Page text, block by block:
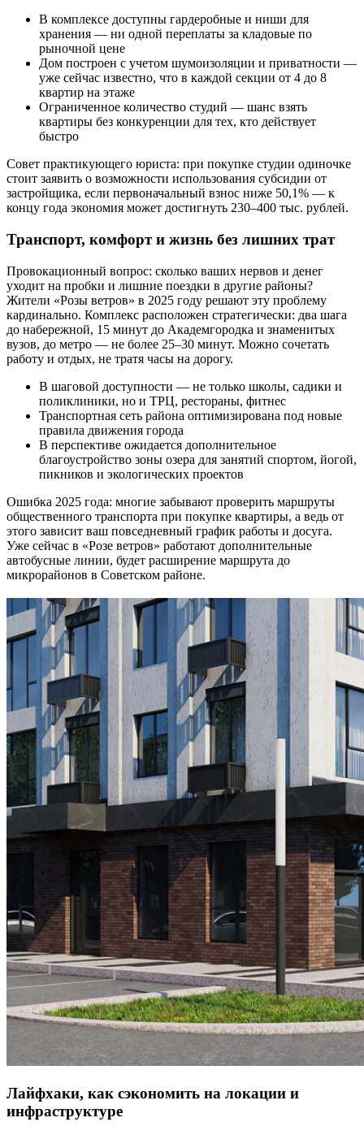
В комплексе доступны гардеробные и ниши для
хранения — ни одной переплаты за кладовые по
рыночной цене
Дом построен с учетом шумоизоляции и приватности —
уже сейчас известно, что в каждой секции от 4 до 8
квартир на этаже
Ограниченное количество студий — шанс взять
квартиры без конкуренции для тех, кто действует
быстро
Совет практикующего юриста: при покупке студии одиночке
стоит заявить о возможности использования субсидии от
застройщика, если первоначальный взнос ниже 50,1% — к
концу года экономия может достигнуть 230–400 тыс. рублей.
Транспорт, комфорт и жизнь без лишних трат
Провокационный вопрос: сколько ваших нервов и денег
уходит на пробки и лишние поездки в другие районы?
Жители «Розы ветров» в 2025 году решают эту проблему
кардинально. Комплекс расположен стратегически: два шага
до набережной, 15 минут до Академгородка и знаменитых
вузов, до метро — не более 25–30 минут. Можно сочетать
работу и отдых, не тратя часы на дорогу.
В шаговой доступности — не только школы, садики и
поликлиники, но и ТРЦ, рестораны, фитнес
Транспортная сеть района оптимизирована под новые
правила движения города
В перспективе ожидается дополнительное
благоустройство зоны озера для занятий спортом, йогой,
пикников и экологических проектов
Ошибка 2025 года: многие забывают проверить маршруты
общественного транспорта при покупке квартиры, а ведь от
этого зависит ваш повседневный график работы и досуга.
Уже сейчас в «Розе ветров» работают дополнительные
автобусные линии, будет расширение маршрута до
микрорайонов в Советском районе.
Лайфхаки, как сэкономить на локации и
инфраструктуре